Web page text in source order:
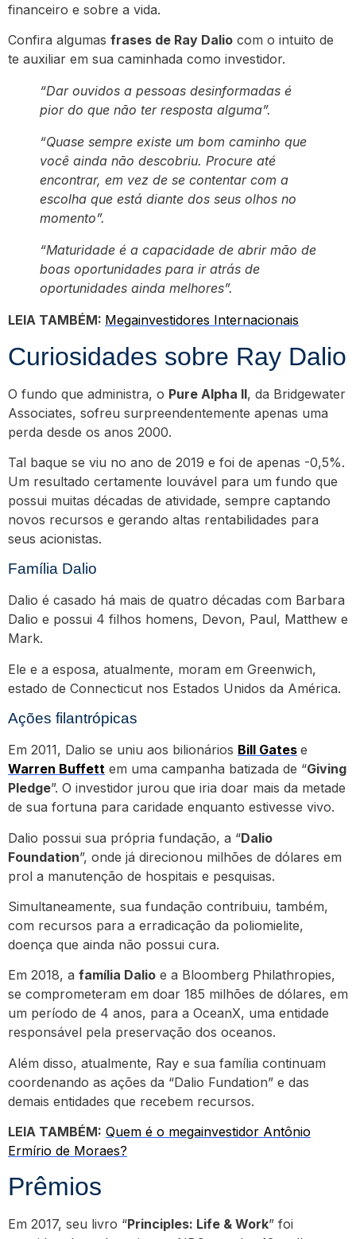
financeiro e sobre a vida.
Confira algumas frases de Ray Dalio com o intuito de
te auxiliar em sua caminhada como investidor.
“Dar ouvidos a pessoas desinformadas é
pior do que não ter resposta alguma”.
“Quase sempre existe um bom caminho que
você ainda não descobriu. Procure até
encontrar, em vez de se contentar com a
escolha que está diante dos seus olhos no
momento”.
“Maturidade é a capacidade de abrir mão de
boas oportunidades para ir atrás de
oportunidades ainda melhores”.
LEIA TAMBÉM: Megainvestidores Internacionais
Curiosidades sobre Ray Dalio
O fundo que administra, o Pure Alpha II, da Bridgewater
Associates, sofreu surpreendentemente apenas uma
perda desde os anos 2000.
Tal baque se viu no ano de 2019 e foi de apenas -0,5%.
Um resultado certamente louvável para um fundo que
possui muitas décadas de atividade, sempre captando
novos recursos e gerando altas rentabilidades para
seus acionistas.
Família Dalio
Dalio é casado há mais de quatro décadas com Barbara
Dalio e possui 4 filhos homens, Devon, Paul, Matthew e
Mark.
Ele e a esposa, atualmente, moram em Greenwich,
estado de Connecticut nos Estados Unidos da América.
Ações filantrópicas
Em 2011, Dalio se uniu aos bilionários Bill Gates e
Warren Buffett em uma campanha batizada de “Giving
Pledge”. O investidor jurou que iria doar mais da metade
de sua fortuna para caridade enquanto estivesse vivo.
Dalio possui sua própria fundação, a “Dalio
Foundation”, onde já direcionou milhões de dólares em
prol a manutenção de hospitais e pesquisas.
Simultaneamente, sua fundação contribuiu, também,
com recursos para a erradicação da poliomielite,
doença que ainda não possui cura.
Em 2018, a família Dalio e a Bloomberg Philathropies,
se comprometeram em doar 185 milhões de dólares, em
um período de 4 anos, para a OceanX, uma entidade
responsável pela preservação dos oceanos.
Além disso, atualmente, Ray e sua família continuam
coordenando as ações da “Dalio Fundation” e das
demais entidades que recebem recursos.
LEIA TAMBÉM: Quem é o megainvestidor Antônio
Ermírio de Moraes?
Prêmios
Em 2017, seu livro “Principles: Life & Work” foi